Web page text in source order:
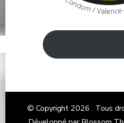
© Copyright 2026 . Tous